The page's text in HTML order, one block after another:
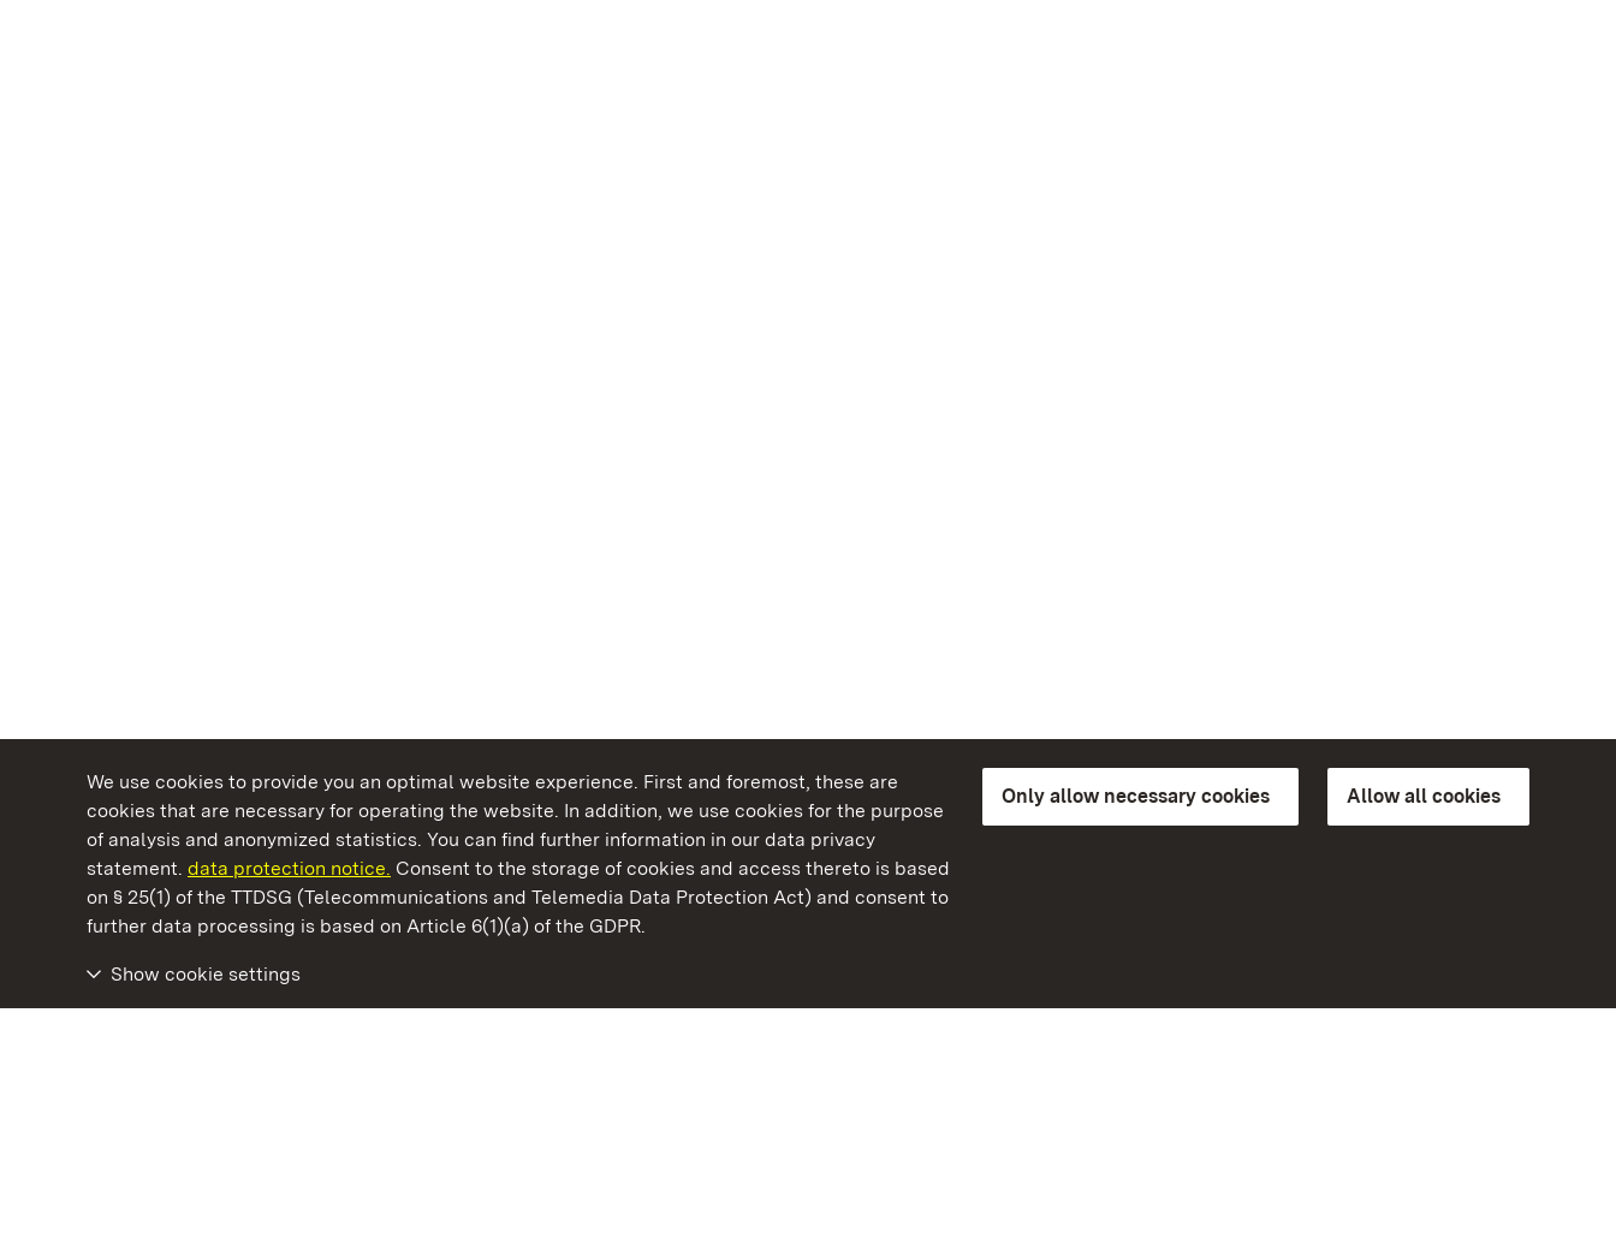
We use cookies to provide you an optimal website experience. First and foremost, these are
cookies that are necessary for operating the website. In addition, we use cookies for the purpose
of analysis and anonymized statistics. You can find further information in our data privacy
statement. data protection notice. Consent to the storage of cookies and access thereto is based
on § 25(1) of the TTDSG (Telecommunications and Telemedia Data Protection Act) and consent to
further data processing is based on Article 6(1)(a) of the GDPR.
Only allow necessary cookies Allow all cookies
Show cookie settings
State Palaces and Gardens of Baden-Wuerttemberg
Baden-Wuerttemberg